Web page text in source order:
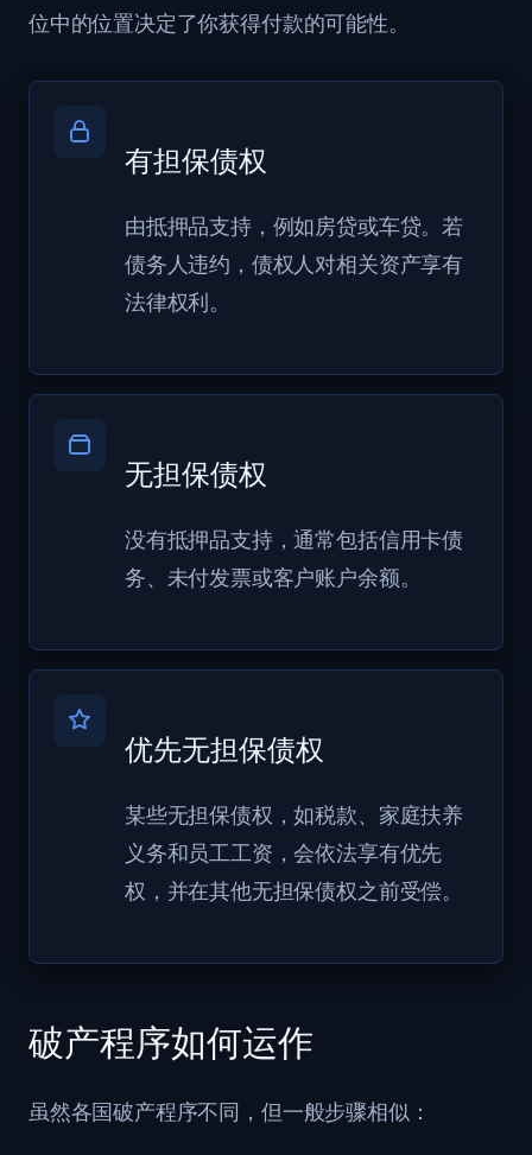
位中的位置决定了你获得付款的可能性。
有担保债权
由抵押品支持，例如房贷或车贷。若
债务人违约，债权人对相关资产享有
法律权利。
无担保债权
没有抵押品支持，通常包括信用卡债
务、未付发票或客户账户余额。
优先无担保债权
某些无担保债权，如税款、家庭扶养
义务和员工工资，会依法享有优先
权，并在其他无担保债权之前受偿。
破产程序如何运作
虽然各国破产程序不同，但一般步骤相似：